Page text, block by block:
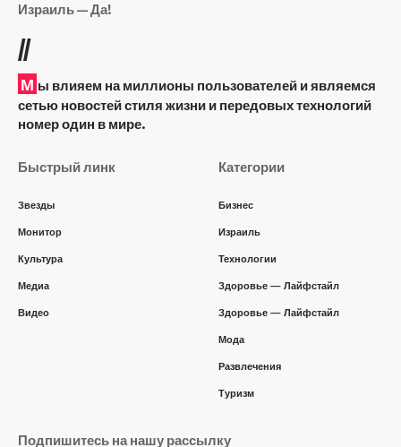
Израиль — Да!
//
М ы влияем на миллионы пользователей и являемся
сетью новостей стиля жизни и передовых технологий
номер один в мире.
Быстрый линк
Звезды
Монитор
Культура
Медиа
Видео
Категории
Бизнес
Израиль
Технологии
Здоровье — Лайфстайл
Здоровье — Лайфстайл
Мода
Развлечения
Туризм
Подпишитесь на нашу рассылку